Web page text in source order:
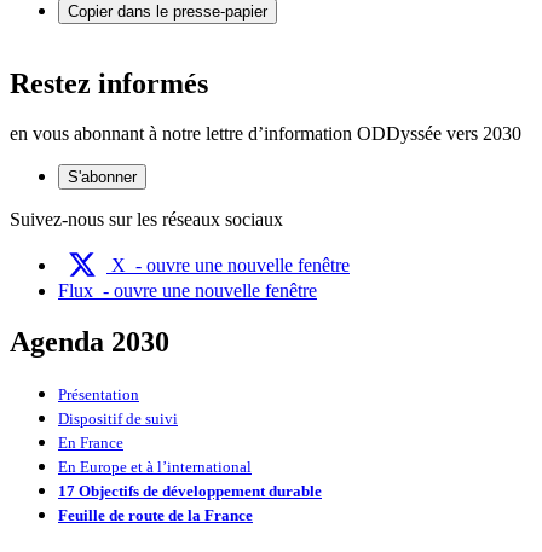
Copier dans le presse-papier
Restez informés
en vous abonnant à notre lettre d’information ODDyssée vers 2030
S'abonner
Suivez-nous sur les réseaux sociaux
X - ouvre une nouvelle fenêtre
Flux - ouvre une nouvelle fenêtre
Agenda 2030
Présentation
Dispositif de suivi
En France
En Europe et à l’international
17 Objectifs de développement durable
Feuille de route de la France